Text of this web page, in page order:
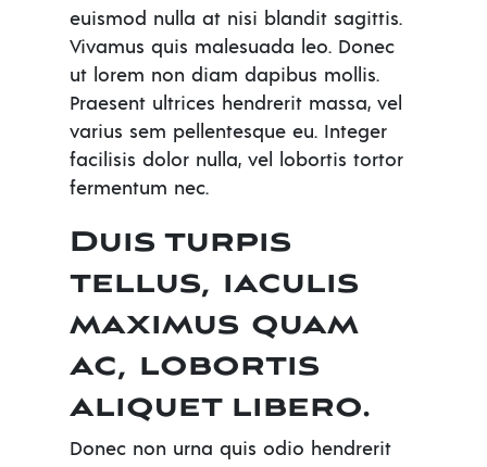
euismod nulla at nisi blandit sagittis.
Vivamus quis malesuada leo. Donec
ut lorem non diam dapibus mollis.
Praesent ultrices hendrerit massa, vel
varius sem pellentesque eu. Integer
facilisis dolor nulla, vel lobortis tortor
fermentum nec.
Duis turpis
tellus, iaculis
maximus quam
ac, lobortis
aliquet libero.
Donec non urna quis odio hendrerit